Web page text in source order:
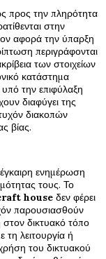
προς την πληρότητα
στην
αφορά την ύπαρξη
περιγράφονται
των στοιχείων
κατάστημα
την επιφύλαξη
διαφύγει της
διακοπών
βίας.
ενημέρωση
τους. Το
house δεν φέρει
παρουσιασθούν
δικτυακό τόπο
τη λειτουργία ή
του δικτυακού